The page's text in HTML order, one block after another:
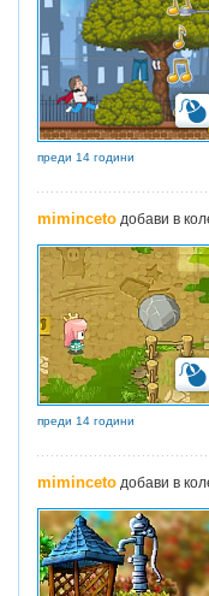
преди 14 години
miminceto добави в
преди 14 години
miminceto добави в